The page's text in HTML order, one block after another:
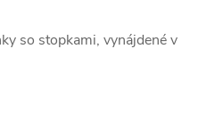
so stopkami, vynájdené v